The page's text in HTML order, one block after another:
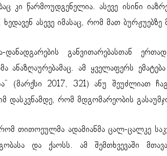
კი წარმოუდგენელია. ასევე ისინი
ხედავენ ასევე იმასაც, რომ მათ ბურჟუებზე
დანადგარების განვითარებასთან
ანაზღაურებამაც. ამ ყველაფერს
(მარქსი 2017, 321) ანუ შეუძლიათ
დასკვნამდე, რომ მდგომარეობის
რომ თითოეულმა ადამიანმა ცალ-ცალკე
და ქაოსს. ამ შემთხვევაში